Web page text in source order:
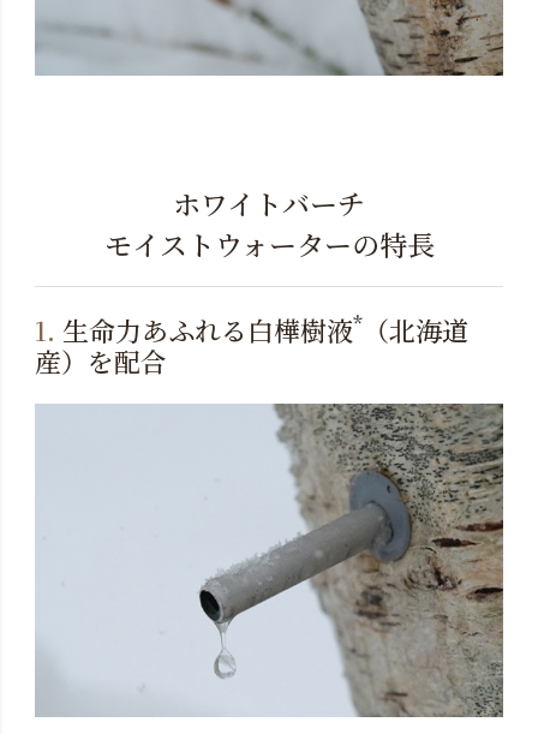
ホワイトバーチ
モイストウォーターの特長
1. 生命力あふれる白樺樹液*（北海道
産）を配合